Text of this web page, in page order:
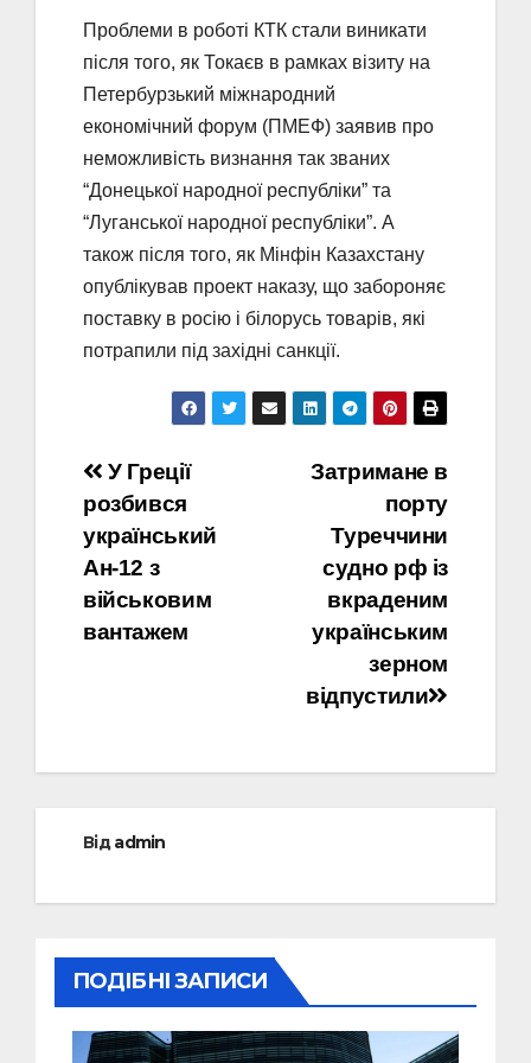
Проблеми в роботі КТК стали виникати
після того, як Токаєв в рамках візиту на
Петербурзький міжнародний
економічний форум (ПМЕФ) заявив про
неможливість визнання так званих
“Донецької народної республіки” та
“Луганської народної республіки”. А
також після того, як Мінфін Казахстану
опублікував проект наказу, що забороняє
поставку в росію і білорусь товарів, які
потрапили під західні санкції.
Навігація
записів
Затримане в
порту
Туреччини
судно рф із
вкраденим
українським
зерном
відпустили
У Греції
розбився
український
Ан-12 з
військовим
вантажем
Відadmin
ПОДІБНІ ЗАПИСИ